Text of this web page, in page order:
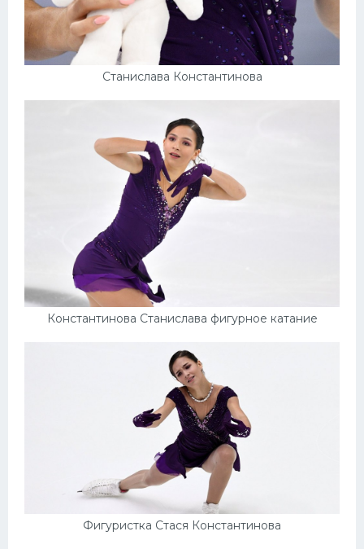
Станислава Константинова
Константинова Станислава фигурное катание
Фигуристка Стася Константинова